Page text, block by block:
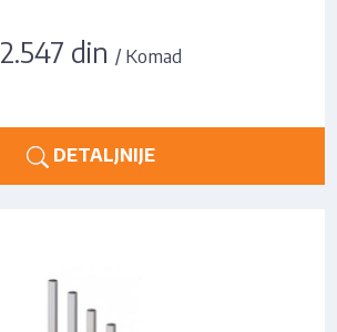
2.547 din/ Komad
DETALJNIJE